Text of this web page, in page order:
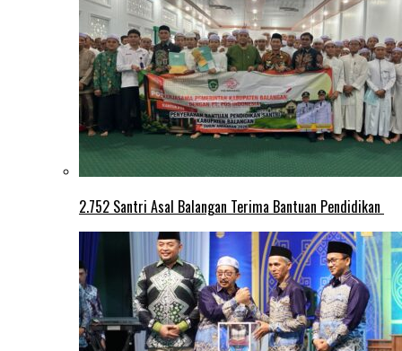
2.752 Santri Asal Balangan Terima Bantuan Pendidikan